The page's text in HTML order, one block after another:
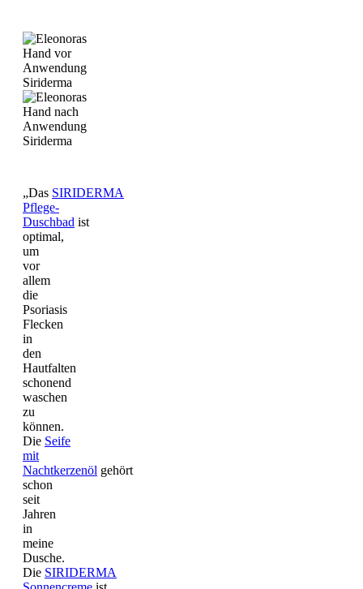
„Das SIRIDERMA
Pflege-
Duschbad ist
optimal,
um
vor
allem
die
Psoriasis
Flecken
in
den
Hautfalten
schonend
waschen
zu
können.
Die Seife
mit
Nachtkerzenöl gehört
schon
seit
Jahren
in
meine
Dusche.
Die SIRIDERMA